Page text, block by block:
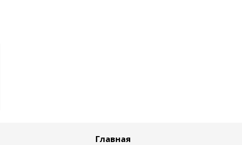
Главная